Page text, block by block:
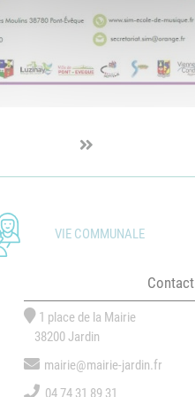
VIE COMMUNALE
Contact
1 place de la Mairie
38200 Jardin
mairie@mairie-jardin.fr
04 74 31 89 31